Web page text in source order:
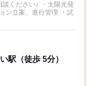
♪ ・太陽光発
ン立案、進行管理 ・試
駅（徒歩 5分）